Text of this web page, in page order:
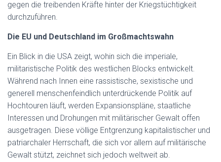
gegen die treibenden Kräfte hinter der Kriegstüchtigkeit
durchzuführen.
Die EU und Deutschland im Großmachtswahn
Ein Blick in die USA zeigt, wohin sich die imperiale,
militaristische Politik des westlichen Blocks entwickelt.
Während nach Innen eine rassistische, sexistische und
generell menschenfeindlich unterdrückende Politik auf
Hochtouren läuft, werden Expansionspläne, staatliche
Interessen und Drohungen mit militärischer Gewalt offen
ausgetragen. Diese völlige Entgrenzung kapitalistischer und
patriarchaler Herrschaft, die sich vor allem auf militärische
Gewalt stützt, zeichnet sich jedoch weltweit ab.